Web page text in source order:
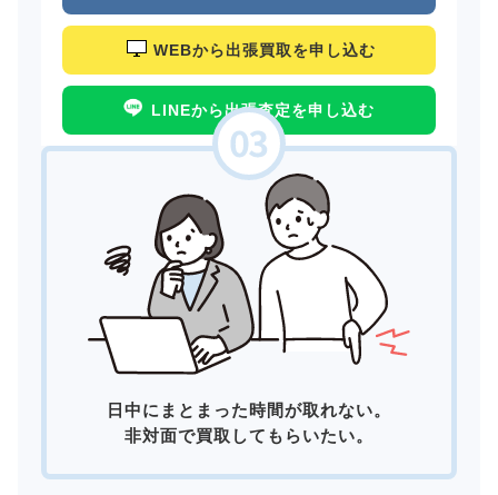
WEBから出張買取を申し込む
LINEから出張査定を申し込む
日中にまとまった時間が取れない。
非対面で買取してもらいたい。